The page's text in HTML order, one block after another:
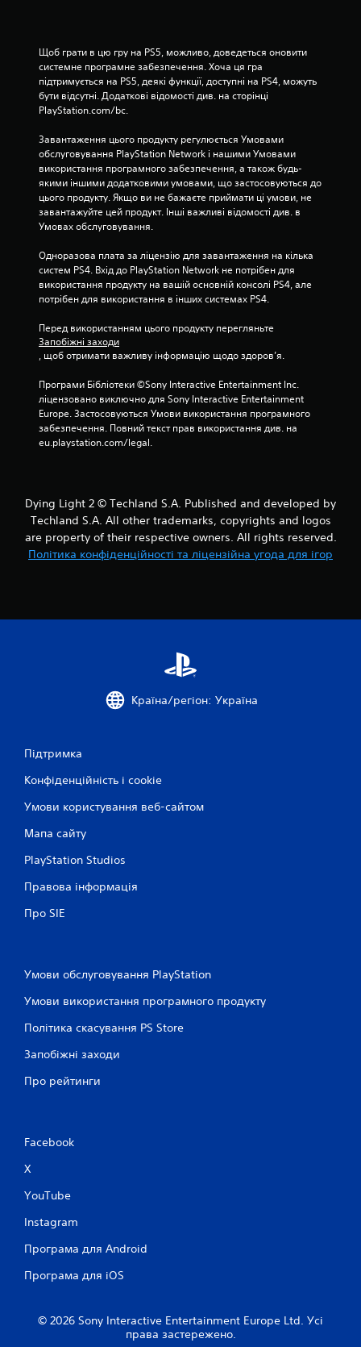
к
Щоб грати в цю гру на PS5, можливо, доведеться оновити
системне програмне забезпечення. Хоча ця гра
підтримується на PS5, деякі функції, доступні на PS4, можуть
бути відсутні. Додаткові відомості див. на сторінці
PlayStation.com/bc.
Завантаження цього продукту регулюється Умовами
обслуговування PlayStation Network і нашими Умовами
використання програмного забезпечення, а також будь-
якими іншими додатковими умовами, що застосовуються до
цього продукту. Якщо ви не бажаєте приймати ці умови, не
завантажуйте цей продукт. Інші важливі відомості див. в
Умовах обслуговування.
Одноразова плата за ліцензію для завантаження на кілька
систем PS4. Вхід до PlayStation Network не потрібен для
використання продукту на вашій основній консолі PS4, але
потрібен для використання в інших системах PS4.
Перед використанням цього продукту перегляньте
Запобіжні заходи
, щоб отримати важливу інформацію щодо здоров’я.
Програми Бібліотеки ©Sony Interactive Entertainment Inc.
ліцензовано виключно для Sony Interactive Entertainment
Europe. Застосовуються Умови використання програмного
забезпечення. Повний текст прав використання див. на
eu.playstation.com/legal.
Dying Light 2 © Techland S.A. Published and developed by
Techland S.A. All other trademarks, copyrights and logos
are property of their respective owners. All rights reserved.
Політика конфіденційності та ліцензійна угода для ігор
Країна/регіон: Україна
Підтримка
Конфіденційність і cookie
Умови користування веб-сайтом
Мапа сайту
PlayStation Studios
Правова інформація
Про SIE
Умови обслуговування PlayStation
Умови використання програмного продукту
Політика скасування PS Store
Запобіжні заходи
Про рейтинги
Facebook
X
YouTube
Instagram
Програма для Android
Програма для iOS
© 2026 Sony Interactive Entertainment Europe Ltd. Усі
права застережено.